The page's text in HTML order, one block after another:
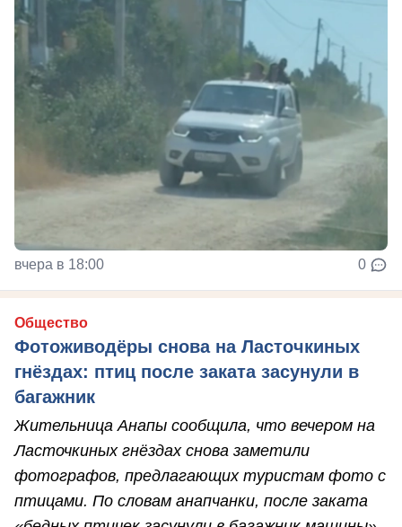
вчера в 18:00 0
Общество
Фотоживодёры снова на Ласточкиных
гнёздах: птиц после заката засунули в
багажник
Жительница Анапы сообщила, что вечером на
Ласточкиных гнёздах снова заметили
фотографов, предлагающих туристам фото с
птицами. По словам анапчанки, после заката